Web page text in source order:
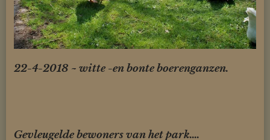
22-4-2018 ~ witte -en bonte boerenganzen.
Gevleugelde bewoners van het park....